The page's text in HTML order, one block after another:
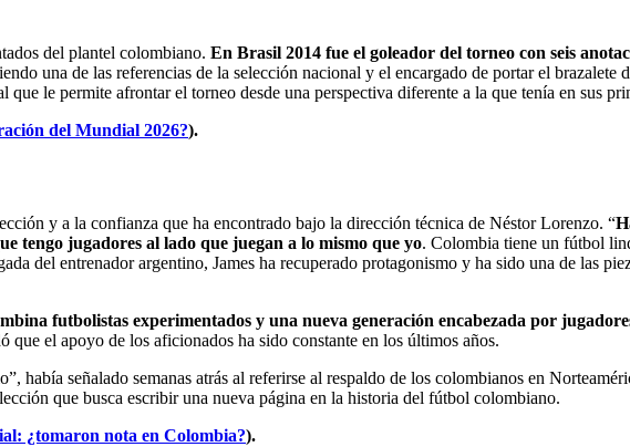
del plantel colombiano. En Brasil 2014 fue el goleador del torneo con seis
una de las referencias de la selección nacional y el encargado de portar el
le permite afrontar el torneo desde una perspectiva diferente a la que tenía en sus
del Mundial 2026?).
y a la confianza que ha encontrado bajo la dirección técnica de Néstor Lorenzo. “
tengo jugadores al lado que juegan a lo mismo que yo. Colombia tiene un fútbol
del entrenador argentino, James ha recuperado protagonismo y ha sido una de las
futbolistas experimentados y una nueva generación encabezada por
que el apoyo de los aficionados ha sido constante en los últimos años.
había señalado semanas atrás al referirse al respaldo de los colombianos en
que busca escribir una nueva página en la historia del fútbol colombiano.
¿tomaron nota en Colombia?).